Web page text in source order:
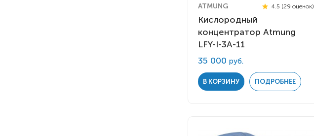
ATMUNG 4.5 (29 оценок)
Кислородный
концентратор Atmung
LFY-I-3A-11
35 000 руб.
В КОРЗИНУ ПОДРОБНЕЕ